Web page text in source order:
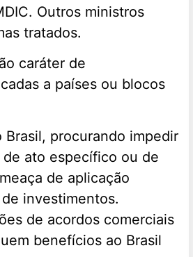
Outros ministros
tratados.
caráter de
a países ou blocos
procurando impedir
ato específico ou de
de aplicação
investimentos.
de acordos comerciais
benefícios ao Brasil